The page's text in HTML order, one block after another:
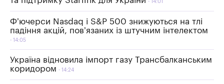
14:01
Ф’ючерси Nasdaq і S&P 500 знижуються на тлі
падіння акцій, пов’язаних із штучним інтелектом
14:05
Україна відновила імпорт газу Трансбалканським
коридором
14:24